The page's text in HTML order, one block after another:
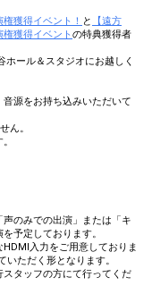
獲得イベント！ と
【遠方
獲得イベントの特典獲得者
ール＆スタジオにお越しく
源をお持ち込みいただいて
ん。
のみでの出演」または「キ
予定しております。
入力をご用意しておりま
ただく形となります。
タッフの方にて行ってくだ